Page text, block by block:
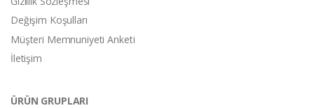
Değişim Koşulları
Müşteri Memnuniyeti Anketi
İletişim
ÜRÜN GRUPLARI